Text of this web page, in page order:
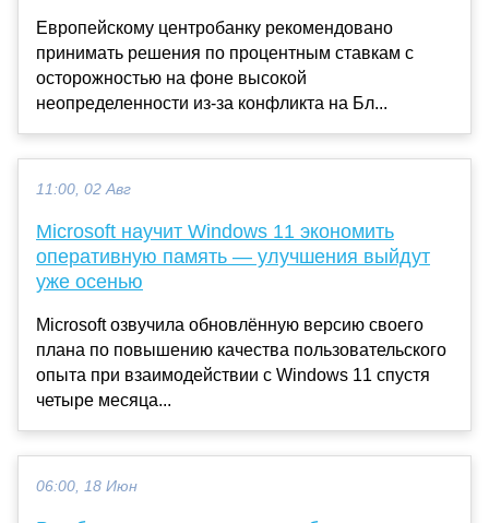
Европейскому центробанку рекомендовано
принимать решения по процентным ставкам с
осторожностью на фоне высокой
неопределенности из-за конфликта на Бл...
11:00, 02 Авг
Microsoft научит Windows 11 экономить
оперативную память — улучшения выйдут
уже осенью
Microsoft озвучила обновлённую версию своего
плана по повышению качества пользовательского
опыта при взаимодействии с Windows 11 спустя
четыре месяца...
06:00, 18 Июн